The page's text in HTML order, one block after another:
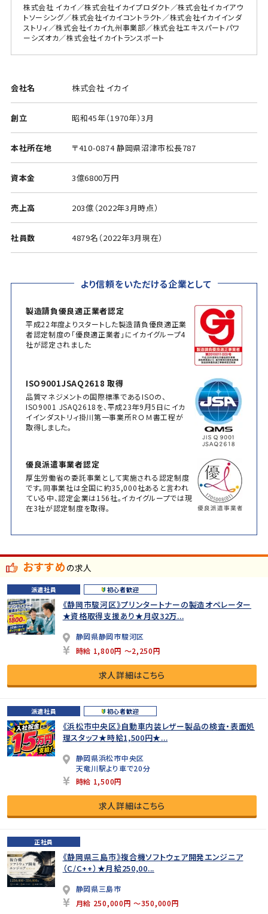
株式会社 イカイ／株式会社イカイプロダクト／株式会社イカイアウ
トソーシング／株式会社イカイコントラクト／株式会社イカイインダ
ストリィ／株式会社イカイ九州事業部／株式会社エキスパートパワ
ーシズオカ／株式会社イカイトランスポート
会社名 株式会社 イカイ
創立 昭和45年（1970年）3月
本社所在地 〒410-0874 静岡県沼津市松長787
資本金 3億6800万円
売上高 203億（2022年3月時点）
社員数 4879名（2022年3月現在）
より信頼をいただける企業として
製造請負優良適正業者認定
平成22年度よりスタートした製造請負優良適正業
者認定制度の「優良適正業者」にイカイグループ4
社が認定されました
ISO9001JSAQ2618 取得
品質マネジメントの国際標準であるISOの、
ISO9001 JSAQ2618を、平成23年9月5日にイカ
イインダストリィ掛川第一事業所ＲＯＭ書工程が
取得しました。
優良派遣事業者認定
厚生労働省の委託事業として実施される認定制度
です。同事業社は全国に約35,000社あると言われ
ている中、認定企業は156社。イカイグループでは現
在3社が認定制度を取得。
おすすめの求人
派遣社員 初心者歓迎
《静岡市駿河区》プリンタートナーの製造オペレーター
★資格取得支援あり★月収32万...
静岡県静岡市駿河区
時給 1,800円 ～2,250円
求人詳細はこちら
派遣社員 初心者歓迎
《浜松市中央区》自動車内装レザー製品の検査・表面処
理スタッフ★時給1,500円★...
静岡県浜松市中央区
天竜川駅より車で20分
時給 1,500円
求人詳細はこちら
正社員
《静岡県三島市》複合機ソフトウェア開発エンジニア
（C/C++）★月給250,00...
静岡県三島市
月給 250,000円 ～350,000円